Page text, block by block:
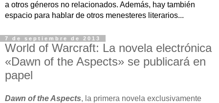
a otros géneros no relacionados. Además, hay también
espacio para hablar de otros menesteres literarios...
7 de septiembre de 2013
World of Warcraft: La novela electrónica
«Dawn of the Aspects» se publicará en
papel
Dawn of the Aspects, la primera novela exclusivamente